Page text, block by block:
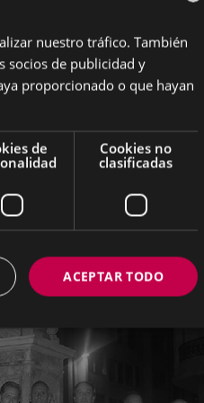
BASQUE
nuestro tráfico. También
socios de publicidad y
proporcionado o que hayan
de
Cookies no
clasificadas
ACEPTAR TODO